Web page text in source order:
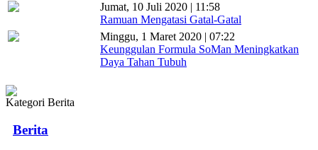
Jumat, 10 Juli 2020 | 11:58
Ramuan Mengatasi Gatal-Gatal
Minggu, 1 Maret 2020 | 07:22
Keunggulan Formula SoMan Meningkatkan
Daya Tahan Tubuh
Kategori Berita
Berita